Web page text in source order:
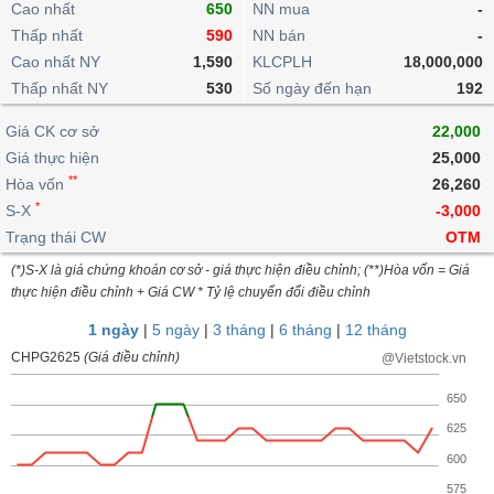
lỗ
Giao
nội
bộ
Niên
giám
Tài
liệu
cổ
đông
Định
giá
Nước
Tự
doanh
Top
cổ
phiếu
Bản
kê
dịch
dịch
Chứng
quyền
Thống
kê
dịch
Định
Thống
dịch
Tin
tức
Phân
tích
kỹ
thuật
Bảng
tuyến
lọc
cổ
phiếu
sánh
cổ
phiếu
Báo
cáo
Vĩ
mô
lai
Chứng
quyền
Trái
phiếu
doanh
nghiệp
IR
Awards
Dịch
vụ
Cao nhất
650
Thấp nhất
590
Cao nhất NY
1,590
Thấp nhất NY
530
NN mua
-
NN bán
-
KLCPLH
18,000,000
Số ngày đến hạn
192
Giá CK cơ sở
22,000
Giá thực hiện
25,000
Hòa vốn **
26,260
S-X *
-3,000
Trạng thái CW
OTM
(*)S-X là giá chứng khoán cơ sở - giá thực hiện điều chỉnh; (**)Hòa vốn = Giá
thực hiện điều chỉnh + Giá CW * Tỷ lệ chuyển đổi điều chỉnh
1 ngày| 5 ngày| 3 tháng | 6 tháng | 12 tháng
CHPG2625 (Giá điều chỉnh) @Vietstock.vn
575
600
625
650
BẤT
ĐỘNG
SẢN
TÀI
CHÍNH
HÀNG
HÓA
KINH
THẾ